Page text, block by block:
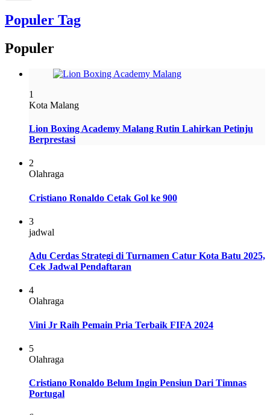
Populer Tag
Populer
1
Kota Malang
Lion Boxing Academy Malang Rutin Lahirkan Petinju
Berprestasi
2
Olahraga
Cristiano Ronaldo Cetak Gol ke 900
3
jadwal
Adu Cerdas Strategi di Turnamen Catur Kota Batu 2025,
Cek Jadwal Pendaftaran
4
Olahraga
Vini Jr Raih Pemain Pria Terbaik FIFA 2024
5
Olahraga
Cristiano Ronaldo Belum Ingin Pensiun Dari Timnas
Portugal